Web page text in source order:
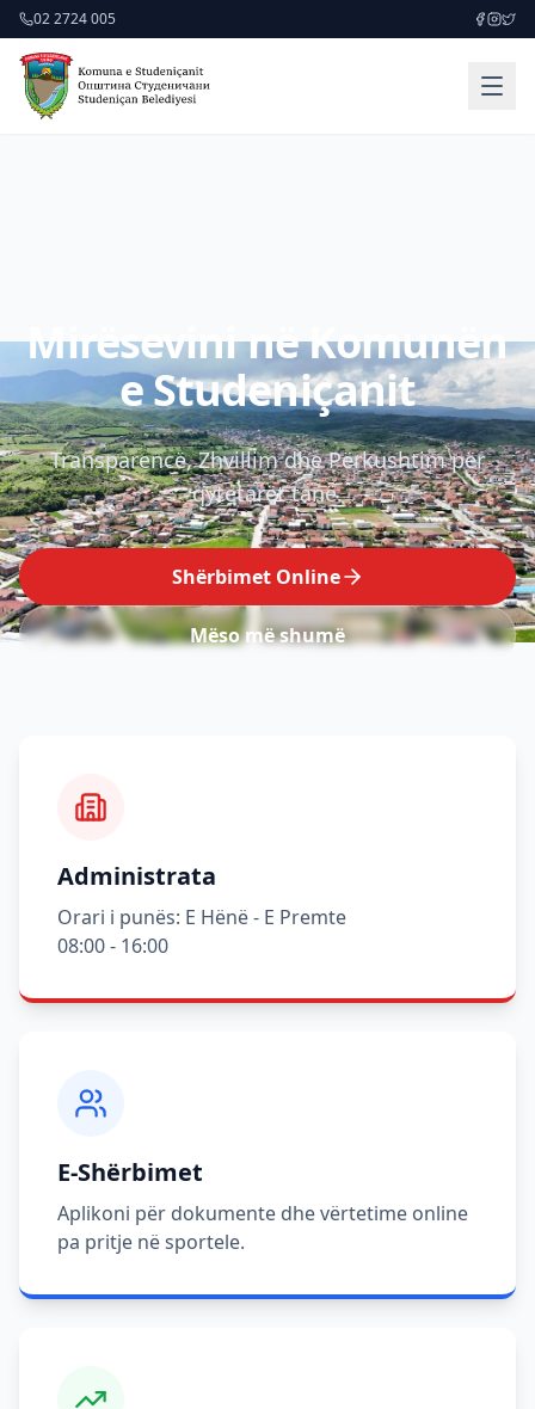
02 2724 005
Mirësevini në Komunën
e Studeniçanit
Transparencë, Zhvillim dhe Përkushtim për
qytetarët tanë.
Shërbimet Online
Mëso më shumë
Administrata
Orari i punës: E Hënë - E Premte
08:00 - 16:00
E-Shërbimet
Aplikoni për dokumente dhe vërtetime online
pa pritje në sportele.